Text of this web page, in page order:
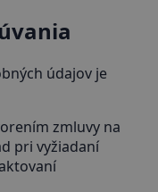
údajov je
zmluvy na
pri vyžiadaní